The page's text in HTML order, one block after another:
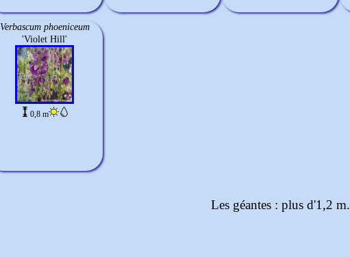
Verbascum phoeniceum
'Violet Hill'
0,8 m
Les géantes : plus d'1,2 m.